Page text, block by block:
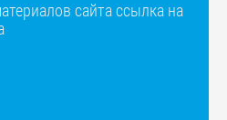
сайта ссылка на